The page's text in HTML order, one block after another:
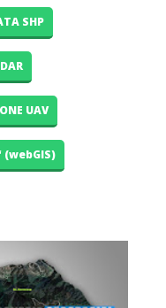
SHP
UAV